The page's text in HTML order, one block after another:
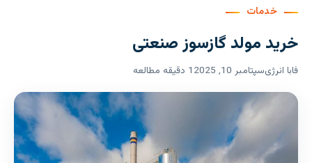
خدمات
خرید مولد گازسوز صنعتی
فابا انرژیسپتامبر 10, 2025 1 دقیقه مطالعه